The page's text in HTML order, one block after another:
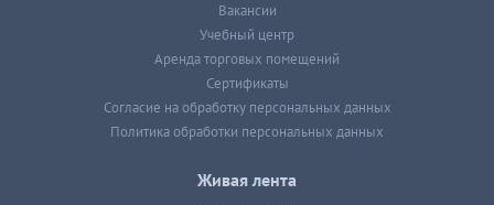
Вакансии
Учебный центр
Аренда торговых помещений
Сертификаты
Согласие на обработку персональных данных
Политика обработки персональных данных
Живая лента